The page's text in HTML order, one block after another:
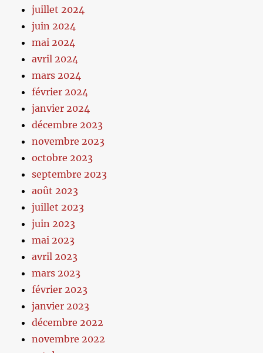
juillet 2024
juin 2024
mai 2024
avril 2024
mars 2024
février 2024
janvier 2024
décembre 2023
novembre 2023
octobre 2023
septembre 2023
août 2023
juillet 2023
juin 2023
mai 2023
avril 2023
mars 2023
février 2023
janvier 2023
décembre 2022
novembre 2022